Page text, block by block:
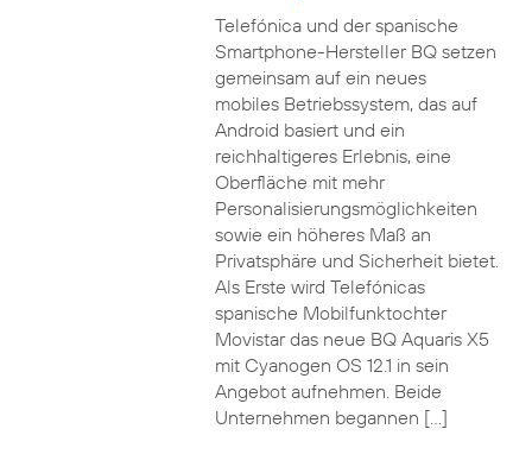
Telefónica und der spanische
Smartphone-Hersteller BQ setzen
gemeinsam auf ein neues
mobiles Betriebssystem, das auf
Android basiert und ein
reichhaltigeres Erlebnis, eine
Oberfläche mit mehr
Personalisierungsmöglichkeiten
sowie ein höheres Maß an
Privatsphäre und Sicherheit bietet.
Als Erste wird Telefónicas
spanische Mobilfunktochter
Movistar das neue BQ Aquaris X5
mit Cyanogen OS 12.1 in sein
Angebot aufnehmen. Beide
Unternehmen begannen […]